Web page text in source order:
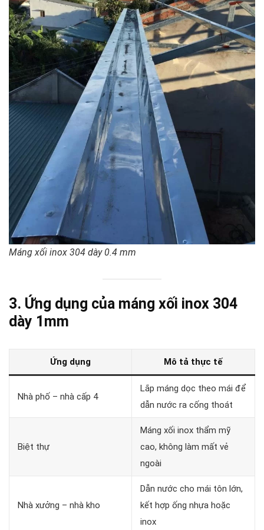
Máng xối inox 304 dày 0.4 mm
3. Ứng dụng của máng xối inox 304
dày 1mm
Ứng dụng Mô tả thực tế
Nhà phố – nhà cấp 4
Lắp máng dọc theo mái để
dẫn nước ra cống thoát
Biệt thự
Máng xối inox thẩm mỹ
cao, không làm mất vẻ
ngoài
Nhà xưởng – nhà kho
Dẫn nước cho mái tôn lớn,
kết hợp ống nhựa hoặc
inox